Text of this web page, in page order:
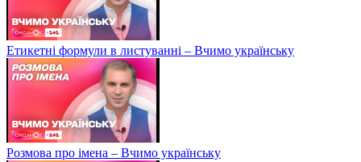
Етикетні формули в листуванні – Вчимо українську
Розмова про імена – Вчимо українську